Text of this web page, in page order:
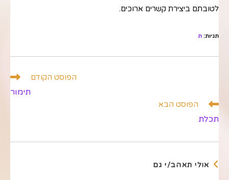
לטובתם ביצירת קשרים ארוכים.
תגיות: ת
הפוסט הקודם
תימור
הפוסט הבא
תכלת
אולי תאהב/י גם